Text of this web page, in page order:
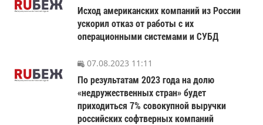
Исход американских компаний из России
ускорил отказ от работы с их
операционными системами и СУБД
07.08.2023 11:11
По результатам 2023 года на долю
«недружественных стран» будет
приходиться 7% совокупной выручки
российских софтверных компаний